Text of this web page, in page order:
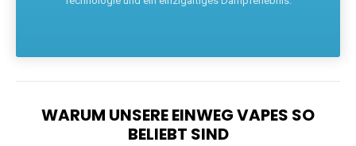
WARUM UNSERE EINWEG VAPES SO
BELIEBT SIND